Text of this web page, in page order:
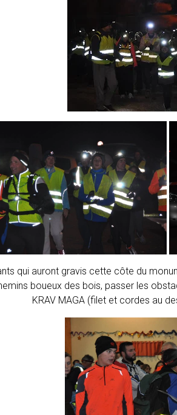
qui auront gravis cette côte du
boueux des bois, passer les
KRAV MAGA (filet et cordes au